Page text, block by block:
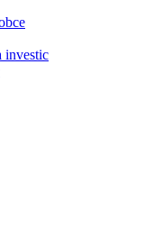
investic